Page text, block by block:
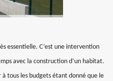
essentielle. C’est une intervention
avec la construction d’un habitat.
tous les budgets étant donné que le